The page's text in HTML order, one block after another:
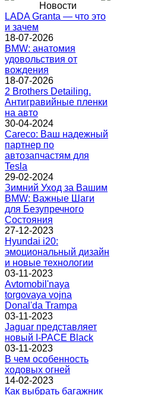
Новости
LADA Granta — что это
и зачем
18-07-2026
BMW: анатомия
удовольствия от
вождения
18-07-2026
2 Brothers Detailing.
Антигравийные пленки
на авто
30-04-2024
Careco: Ваш надежный
партнер по
автозапчастям для
Tesla
29-02-2024
Зимний Уход за Вашим
BMW: Важные Шаги
для Безупречного
Состояния
27-12-2023
Hyundai i20:
эмоциональный дизайн
и новые технологии
03-11-2023
Avtomobil'naya
torgovaya vojna
Donal'da Trampa
03-11-2023
Jaguar представляет
новый I-PACE Black
03-11-2023
В чем особенность
ходовых огней
14-02-2023
Как выбрать багажник